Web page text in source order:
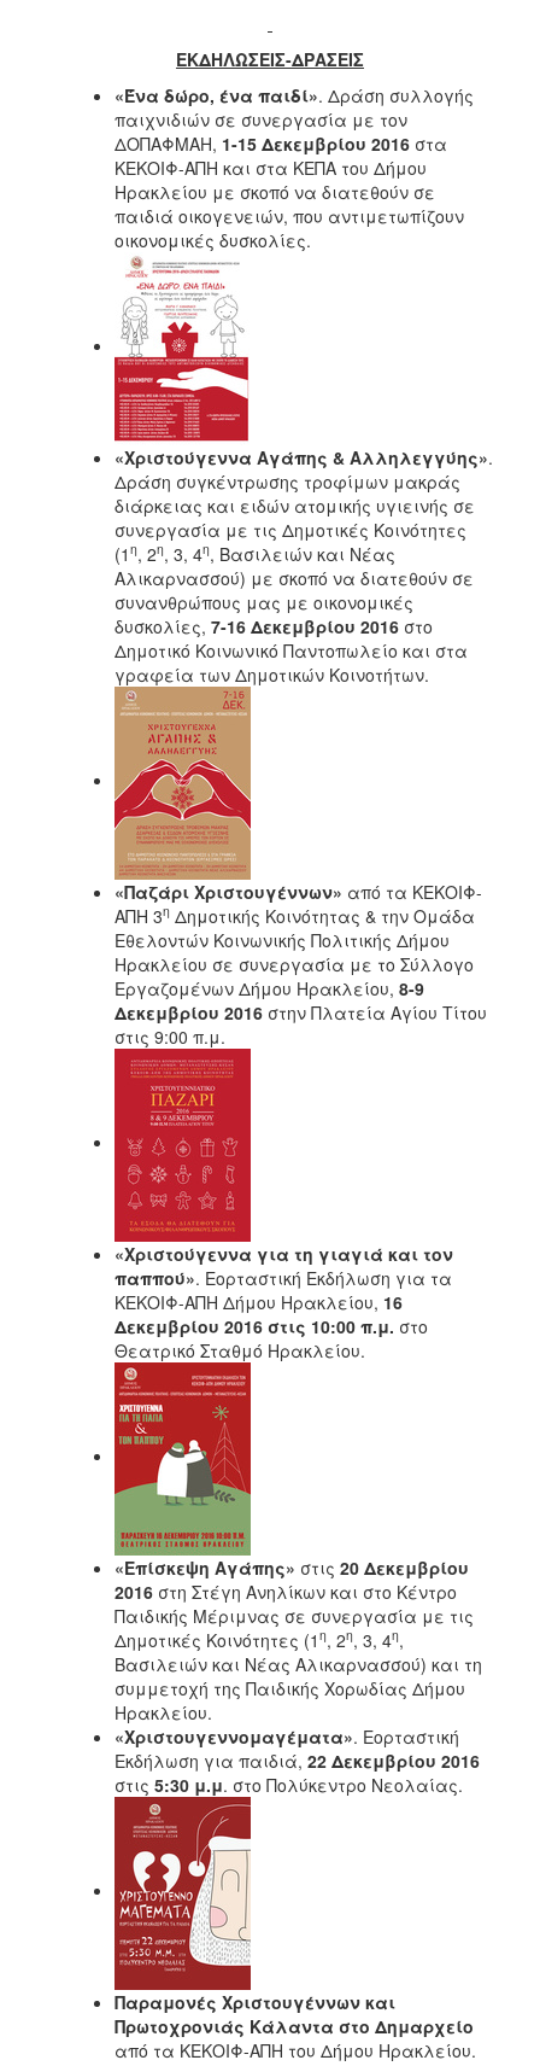
Κοινωνικό
Φαρμακείο
Κοινωνικό
Παντοπωλείο
Ισότητα
Φύλων
Υγεία
Αυτόματοι
Απινιδωτές
ΕΚΔΗΛΩΣΕΙΣ-ΔΡΑΣΕΙΣ
«Ένα δώρο, ένα παιδί». Δράση συλλογής
παιχνιδιών σε συνεργασία με τον
ΔΟΠΑΦΜΑΗ, 1-15 Δεκεμβρίου 2016 στα
ΚΕΚΟΙΦ-ΑΠΗ και στα ΚΕΠΑ του Δήμου
Ηρακλείου με σκοπό να διατεθούν σε
παιδιά οικογενειών, που αντιμετωπίζουν
οικονομικές δυσκολίες.
«Χριστούγεννα Αγάπης & Αλληλεγγύης».
Δράση συγκέντρωσης τροφίμων μακράς
διάρκειας και ειδών ατομικής υγιεινής σε
συνεργασία με τις Δημοτικές Κοινότητες
(1 η, 2η, 3, 4η, Βασιλειών και Νέας
Αλικαρνασσού) με σκοπό να διατεθούν σε
συνανθρώπους μας με οικονομικές
δυσκολίες, 7-16 Δεκεμβρίου 2016 στο
Δημοτικό Κοινωνικό Παντοπωλείο και στα
γραφεία των Δημοτικών Κοινοτήτων.
«Παζάρι Χριστουγέννων» από τα ΚΕΚΟΙΦ-
ΑΠΗ 3η Δημοτικής Κοινότητας & την Ομάδα
Εθελοντών Κοινωνικής Πολιτικής Δήμου
Ηρακλείου σε συνεργασία με το Σύλλογο
Εργαζομένων Δήμου Ηρακλείου, 8-9
Δεκεμβρίου 2016 στην Πλατεία Αγίου Τίτου
στις 9:00 π.μ.
«Χριστούγεννα για τη γιαγιά και τον
παππού». Εορταστική Εκδήλωση για τα
ΚΕΚΟΙΦ-ΑΠΗ Δήμου Ηρακλείου, 16
Δεκεμβρίου 2016 στις 10:00 π.μ. στο
Θεατρικό Σταθμό Ηρακλείου.
«Επίσκεψη Αγάπης» στις 20 Δεκεμβρίου
2016 στη Στέγη Ανηλίκων και στο Κέντρο
Παιδικής Μέριμνας σε συνεργασία με τις
Δημοτικές Κοινότητες (1 η, 2η, 3, 4η,
Βασιλειών και Νέας Αλικαρνασσού) και τη
συμμετοχή της Παιδικής Χορωδίας Δήμου
Ηρακλείου.
«Χριστουγεννομαγέματα». Εορταστική
Εκδήλωση για παιδιά, 22 Δεκεμβρίου 2016
στις 5:30 μ.μ. στο Πολύκεντρο Νεολαίας.
Παραμονές Χριστουγέννων και
Πρωτοχρονιάς Κάλαντα στο Δημαρχείο
από τα ΚΕΚΟΙΦ-ΑΠΗ του Δήμου Ηρακλείου.